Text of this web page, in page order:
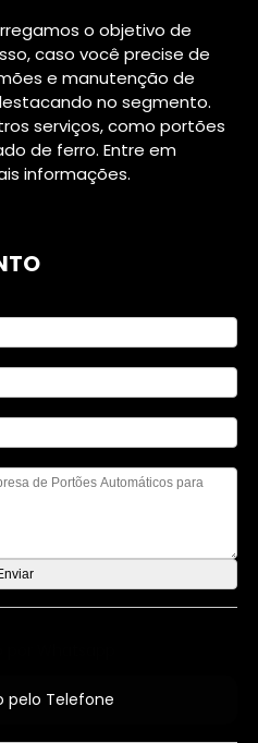
o objetivo de
caso você precise de
e manutenção de
no segmento.
serviços, como portões
de ferro. Entre em
informações.
pelo Telefone